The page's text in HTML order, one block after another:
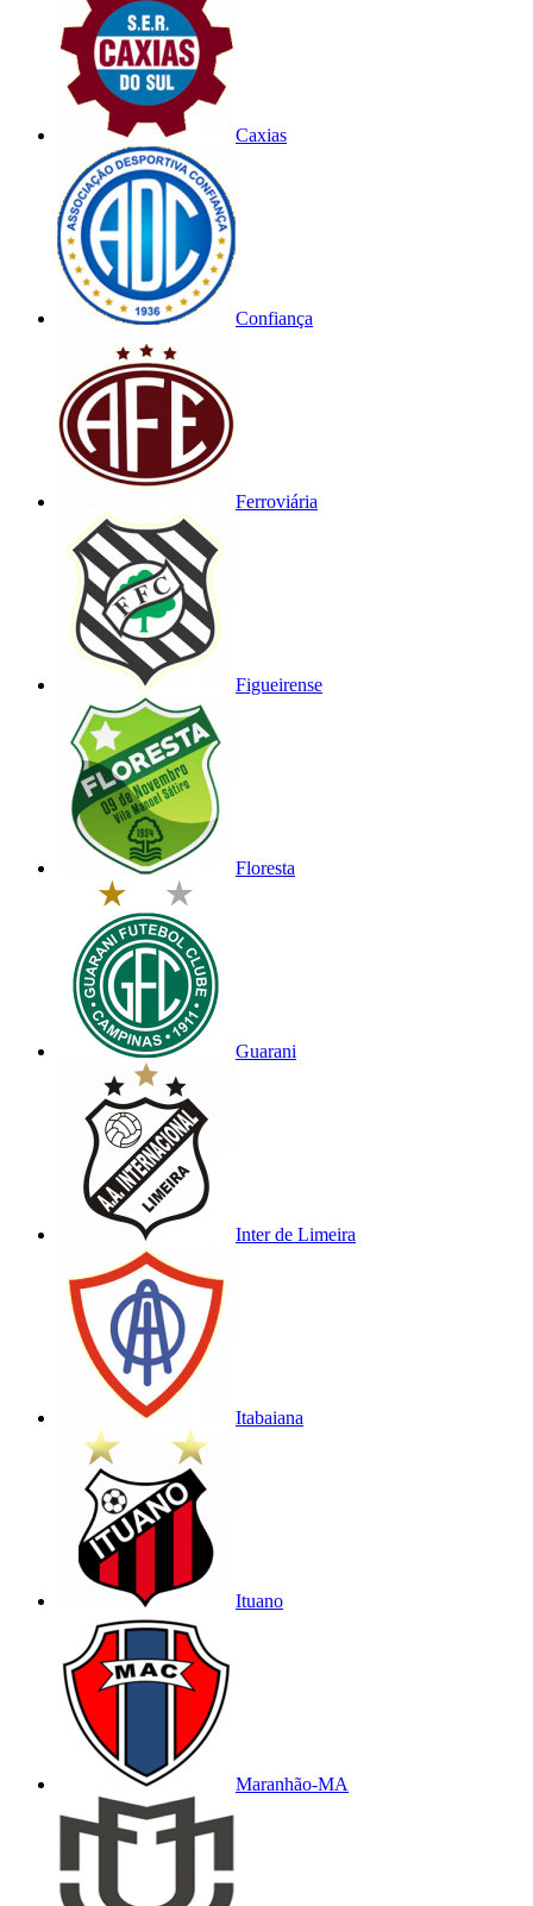
Caxias
Confiança
Ferroviária
Figueirense
Floresta
Guarani
Inter de Limeira
Itabaiana
Ituano
Maranhão-MA